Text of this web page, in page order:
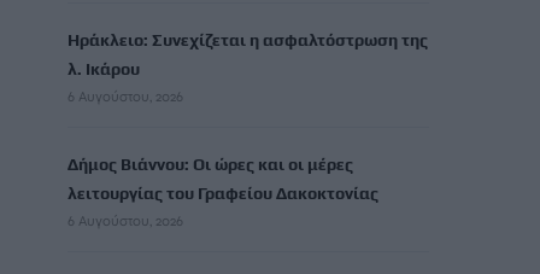
Ηράκλειο: Συνεχίζεται η ασφαλτόστρωση της
λ. Ικάρου
6 Αυγούστου, 2026
Δήμος Βιάννου: Οι ώρες και οι μέρες
λειτουργίας του Γραφείου Δακοκτονίας
6 Αυγούστου, 2026